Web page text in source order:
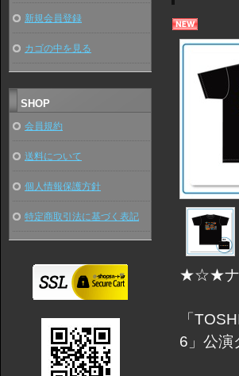
★☆★ナ
「
6」公演
新規会員登録
カゴの中を見る
SHOP
会員規約
送料について
個人情報保護方針
特定商取引法に基づく表記